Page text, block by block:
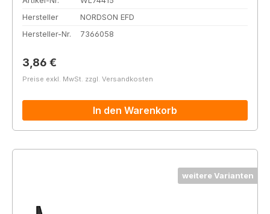
Hersteller
NORDSON EFD
Hersteller-Nr.
7366058
Regulärer Preis:
3,86 €
Preise exkl. MwSt. zzgl. Versandkosten
In den Warenkorb
weitere Varianten